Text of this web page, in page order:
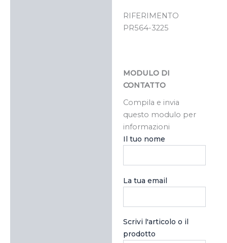
RIFERIMENTO
PR564-3225
MODULO DI
CONTATTO
Compila e invia
questo modulo per
informazioni
Il tuo nome
La tua email
Scrivi l'articolo o il
prodotto